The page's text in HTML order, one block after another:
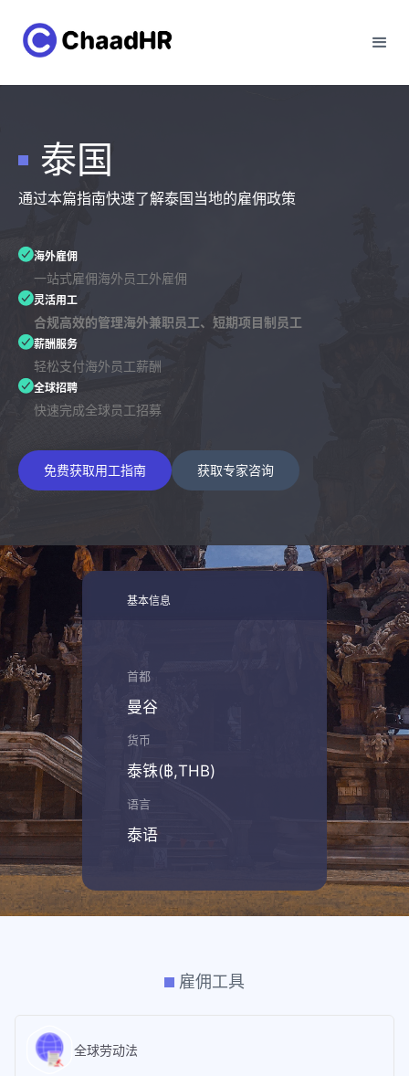
泰国
通过本篇指南快速了解泰国当地的雇佣政策
海外雇佣
一站式雇佣海外员工外雇佣
灵活用工
合规高效的管理海外兼职员工、短期项目制员工
薪酬服务
轻松支付海外员工薪酬
全球招聘
快速完成全球员工招募
免费获取用工指南 获取专家咨询
基本信息
首都
曼谷
货币
泰铢(฿,THB)
语言
泰语
雇佣工具
全球劳动法